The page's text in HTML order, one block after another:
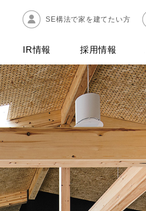
IR情報 採用情報
SE構法で家を建てたい方